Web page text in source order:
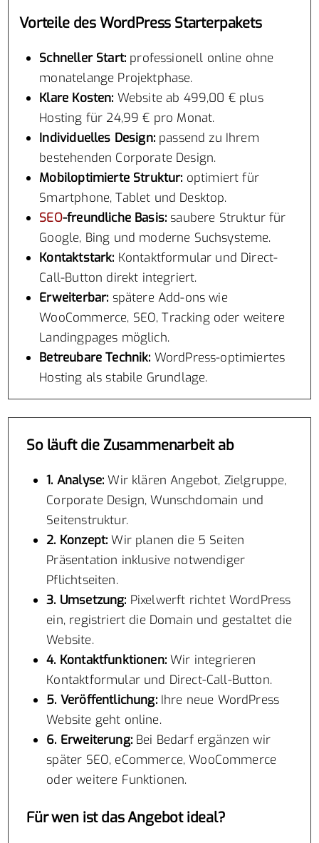
Vorteile des WordPress Starterpakets
Schneller Start: professionell online ohne
monatelange Projektphase.
Klare Kosten: Website ab 499,00 € plus
Hosting für 24,99 € pro Monat.
Individuelles Design:passend zu Ihrem
bestehenden Corporate Design.
Mobiloptimierte Struktur: optimiert für
Smartphone, Tablet und Desktop.
SEO-freundliche Basis: saubere Struktur für
Google, Bing und moderne Suchsysteme.
Kontaktstark: Kontaktformular und Direct-
Call-Button direkt integriert.
Erweiterbar: spätere Add-ons wie
WooCommerce, SEO, Tracking oder weitere
Landingpages möglich.
Betreubare Technik: WordPress-optimiertes
Hosting als stabile Grundlage.
So läuft die Zusammenarbeit ab
1. Analyse: Wir klären Angebot, Zielgruppe,
Corporate Design, Wunschdomain und
Seitenstruktur.
2. Konzept: Wir planen die 5 Seiten
Präsentation inklusive notwendiger
Pflichtseiten.
3. Umsetzung: Pixelwerft richtet WordPress
ein, registriert die Domain und gestaltet die
Website.
4. Kontaktfunktionen:Wir integrieren
Kontaktformular und Direct-Call-Button.
5. Veröffentlichung:Ihre neue WordPress
Website geht online.
6. Erweiterung:Bei Bedarf ergänzen wir
später SEO, eCommerce, WooCommerce
oder weitere Funktionen.
Für wen ist das Angebot ideal?